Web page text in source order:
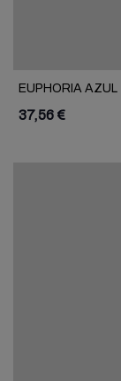
EUPHORIA AZUL
37,56 €